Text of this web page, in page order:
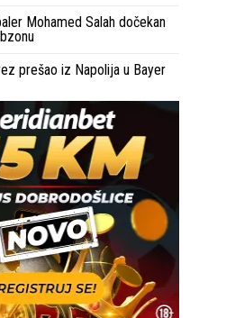
Mohamed Salah dočekan
prešao iz Napolija u Bayer